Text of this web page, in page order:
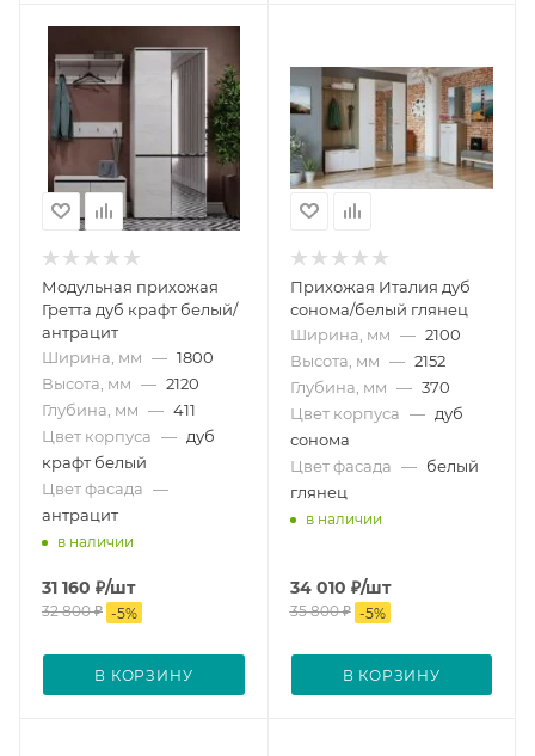
Модульная прихожая
Гретта дуб крафт белый/
антрацит
Ширина, мм — 1800
Высота, мм — 2120
Глубина, мм — 411
Цвет корпуса — дуб
крафт белый
Цвет фасада —
антрацит
в наличии
31 160 ₽/шт
32 800₽ -5%
В КОРЗИНУ
Прихожая Италия дуб
сонома/белый глянец
Ширина, мм — 2100
Высота, мм — 2152
Глубина, мм — 370
Цвет корпуса — дуб
сонома
Цвет фасада — белый
глянец
в наличии
34 010 ₽/шт
35 800₽ -5%
В КОРЗИНУ